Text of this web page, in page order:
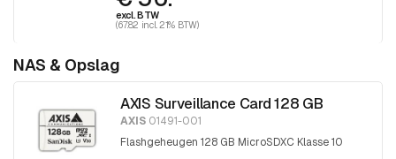
excl. BTW
(67.82 incl. 21% BTW)
NAS & Opslag
AXIS Surveillance Card 128 GB
AXIS01491-001
Flashgeheugen 128 GB MicroSDXC Klasse 10